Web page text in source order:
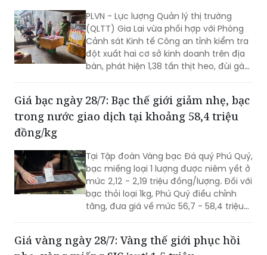
PLVN - Lực lượng Quản lý thị trường
(QLTT) Gia Lai vừa phối hợp với Phòng
Cảnh sát Kinh tế Công an tỉnh kiểm tra
đột xuất hai cơ sở kinh doanh trên địa
bàn, phát hiện 1,38 tấn thịt heo, đùi gà
bốc mùi hôi thối.
Giá bạc ngày 28/7: Bạc thế giới giảm nhẹ, bạc
trong nước giao dịch tại khoảng 58,4 triệu
đồng/kg
Tại Tập đoàn Vàng bạc Đá quý Phú Quý,
bạc miếng loại 1 lượng được niêm yết ở
mức 2,12 - 2,19 triệu đồng/lượng. Đối với
bạc thỏi loại 1kg, Phú Quý điều chỉnh
tăng, đưa giá về mức 56,7 - 58,4 triệu
Giá vàng ngày 28/7: Vàng thế giới phục hồi